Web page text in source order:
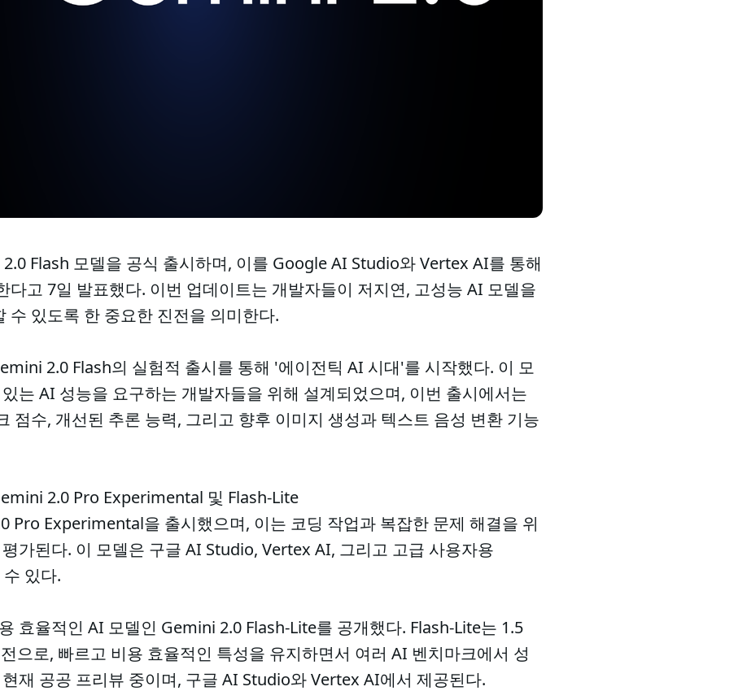
Flash 모델을 공식 출시하며, 이를 Google AI Studio와 Vertex AI를 통해
다고 7일 발표했다. 이번 업데이트는 개발자들이 저지연, 고성능 AI 모델을
수 있도록 한 중요한 진전을 의미한다.
2.0 Flash의 실험적 출시를 통해 '에이전틱 AI 시대'를 시작했다. 이 모
는 AI 성능을 요구하는 개발자들을 위해 설계되었으며, 이번 출시에서는
점수, 개선된 추론 능력, 그리고 향후 이미지 생성과 텍스트 음성 변환 기능
2.0 Pro Experimental 및 Flash-Lite
Pro Experimental을 출시했으며, 이는 코딩 작업과 복잡한 문제 해결을 위
가된다. 이 모델은 구글 AI Studio, Vertex AI, 그리고 고급 사용자용
있다.
효율적인 AI 모델인 Gemini 2.0 Flash-Lite를 공개했다. Flash-Lite는 1.5
으로, 빠르고 비용 효율적인 특성을 유지하면서 여러 AI 벤치마크에서 성
재 공공 프리뷰 중이며, 구글 AI Studio와 Vertex AI에서 제공된다.